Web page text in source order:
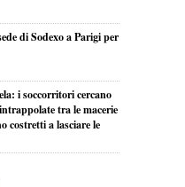
di Sodexo a Parigi per
i soccorritori cercano
tra le macerie
costretti a lasciare le